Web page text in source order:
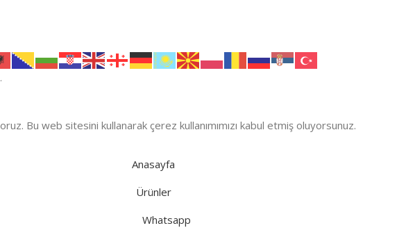
.
Bu web sitesini kullanarak çerez kullanımımızı kabul etmiş oluyorsunuz.
Anasayfa
Ürünler
Whatsapp